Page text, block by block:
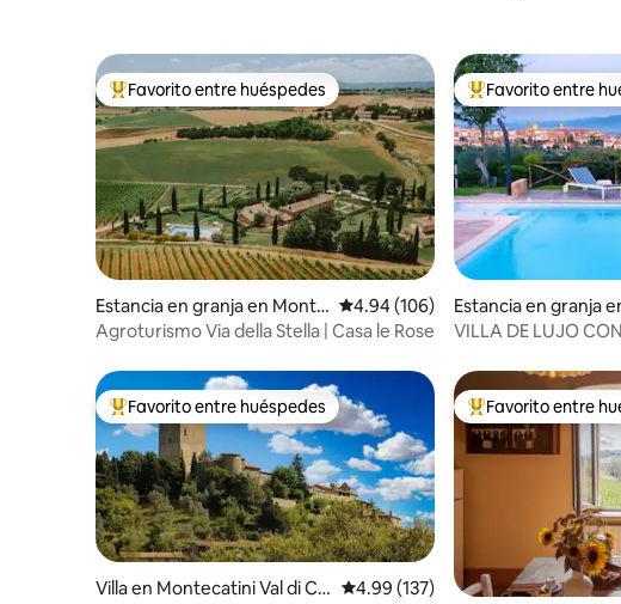
De los mejores en Favorito entre huéspedes
Favorito entre huéspedes
Estancia en granja en Monte
pulciano
Calificación promedio: 4.94 de 5;
4.94 (106)
Agroturismo Via della Stella | Casa le Rose
De los mejores en
Favorito entre
Estancia en granja
San Savino
VILLA DE LUJO
De los mejores en Favorito entre huéspedes
Favorito entre huéspedes
Villa en Montecatini Val di Ce Calificación promedio: 4.99 de 5;
4.99 (137)
De los mejores en
Favorito entre